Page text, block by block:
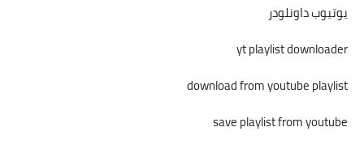
يوتيوب داونلودر
yt playlist downloader
download from youtube playlist
save playlist from youtube